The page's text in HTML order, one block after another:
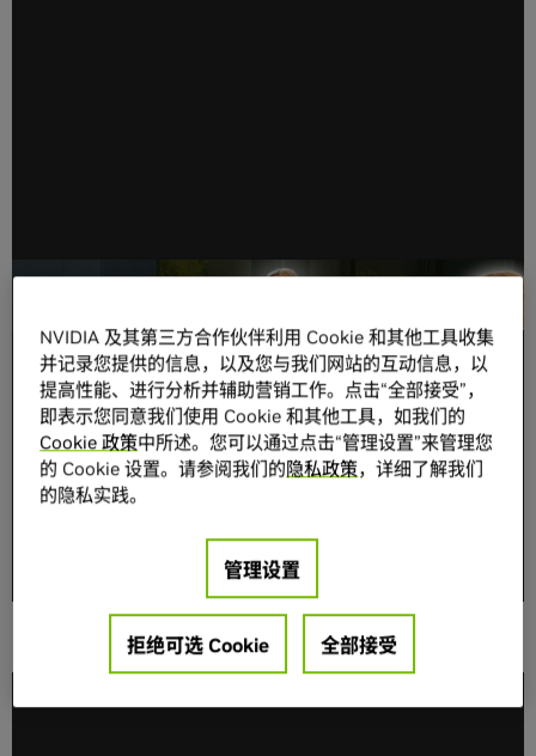
极致算力，小巧且“稳” —— 用 NVIDIA Jetson 随时
行业领导者携手成立“开放安全 AI 联盟”，推动 AI 安
全和保障发展
NVIDIA 及其第三方合作伙伴利用 Cookie 和其他工具收集
并记录您提供的信息，以及您与我们网站的互动信息，以
提高性能、进行分析并辅助营销工作。点击“全部接受”，
即表示您同意我们使用 Cookie 和其他工具，如我们的
Cookie 政策中所述。您可以通过点击“管理设置”来管理您
的 Cookie 设置。请参阅我们的隐私政策，详细了解我们
的隐私实践。
管理设置
拒绝可选 Cookie 全部接受